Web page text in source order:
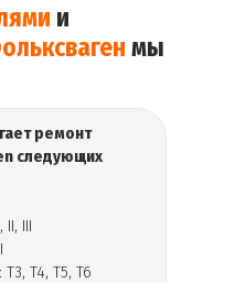
и
мы
ремонт
следующих
III
T4, T5, T6